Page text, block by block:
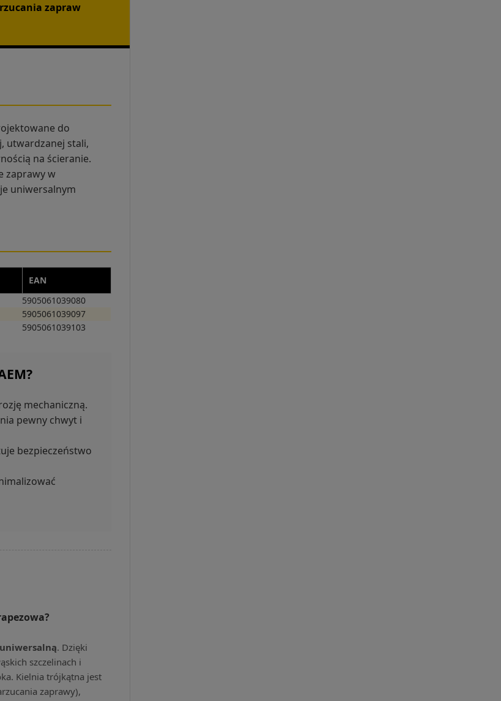
zapraw
do
utwardzanej stali,
na ścieranie.
zaprawy w
uniwersalnym
EAN
5905061039080
5905061039097
5905061039103
mechaniczną.
pewny chwyt i
bezpieczeństwo
uniwersalną. Dzięki
szczelinach i
Kielnia trójkątna jest
zaprawy),